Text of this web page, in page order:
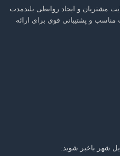
مشتریان و ایجاد روابطی بلندمدت
و پشتیبانی قوی برای ارائه
شهر باخبر شوید: